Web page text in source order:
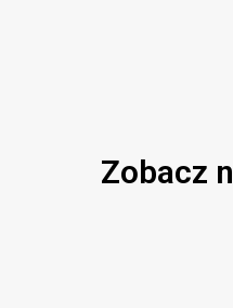
Zobacz